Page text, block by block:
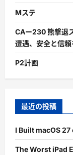
Mステ
CAー230 熊撃退
遭遇、安全と信頼
P2計画
最近の投稿
I Built macOS
The Worst iPad